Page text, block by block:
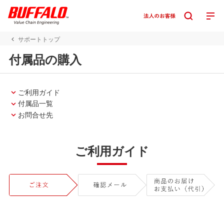
サポートトップ
付属品の購入
ご利用ガイド
付属品一覧
お問合せ先
ご利用ガイド